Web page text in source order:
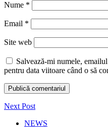
Nume *
Email *
Site web
Salvează-mi numele,
pentru data viitoare când o să
Next Post
NEWS